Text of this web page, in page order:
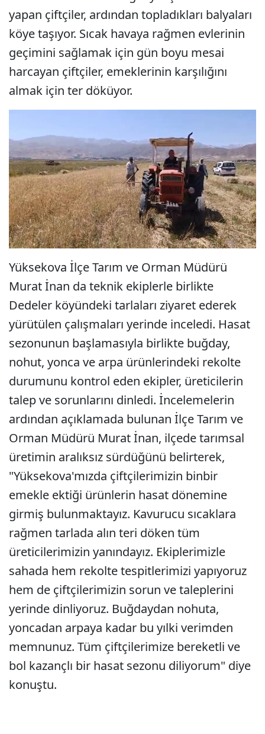
yapan çiftçiler, ardından topladıkları balyaları
köye taşıyor. Sıcak havaya rağmen evlerinin
geçimini sağlamak için gün boyu mesai
harcayan çiftçiler, emeklerinin karşılığını
almak için ter döküyor.
Yüksekova İlçe Tarım ve Orman Müdürü
Murat İnan da teknik ekiplerle birlikte
Dedeler köyündeki tarlaları ziyaret ederek
yürütülen çalışmaları yerinde inceledi. Hasat
sezonunun başlamasıyla birlikte buğday,
nohut, yonca ve arpa ürünlerindeki rekolte
durumunu kontrol eden ekipler, üreticilerin
talep ve sorunlarını dinledi. İncelemelerin
ardından açıklamada bulunan İlçe Tarım ve
Orman Müdürü Murat İnan, ilçede tarımsal
üretimin aralıksız sürdüğünü belirterek,
"Yüksekova'mızda çiftçilerimizin binbir
emekle ektiği ürünlerin hasat dönemine
girmiş bulunmaktayız. Kavurucu sıcaklara
rağmen tarlada alın teri döken tüm
üreticilerimizin yanındayız. Ekiplerimizle
sahada hem rekolte tespitlerimizi yapıyoruz
hem de çiftçilerimizin sorun ve taleplerini
yerinde dinliyoruz. Buğdaydan nohuta,
yoncadan arpaya kadar bu yılki verimden
memnunuz. Tüm çiftçilerimize bereketli ve
bol kazançlı bir hasat sezonu diliyorum" diye
konuştu.